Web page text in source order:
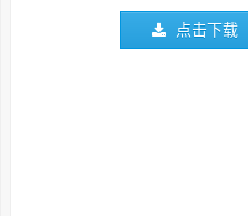
点击下载